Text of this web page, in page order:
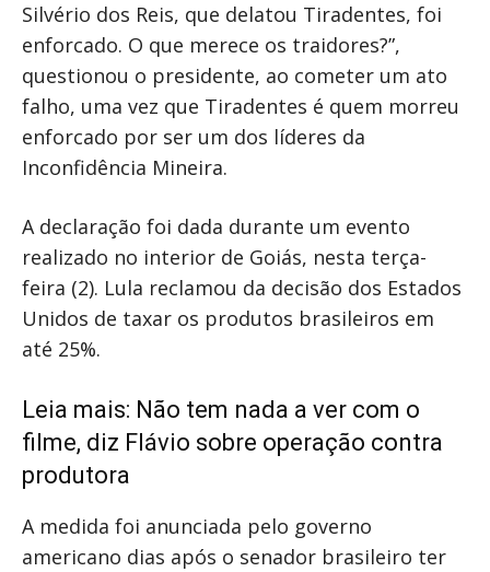
Silvério dos Reis, que delatou Tiradentes, foi
enforcado. O que merece os traidores?”,
questionou o presidente, ao cometer um ato
falho, uma vez que Tiradentes é quem morreu
enforcado por ser um dos líderes da
Inconfidência Mineira.
A declaração foi dada durante um evento
realizado no interior de Goiás, nesta terça-
feira (2). Lula reclamou da decisão dos Estados
Unidos de taxar os produtos brasileiros em
até 25%.
Leia mais: Não tem nada a ver com o
filme, diz Flávio sobre operação contra
produtora
A medida foi anunciada pelo governo
americano dias após o senador brasileiro ter